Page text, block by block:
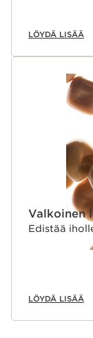
LÖYDÄ LISÄÄ
Valkoinen
Edistää
LÖYDÄ LISÄÄ